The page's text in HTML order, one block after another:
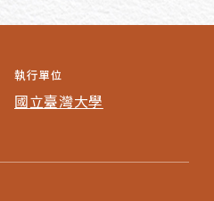
執行單位
國立臺灣大學